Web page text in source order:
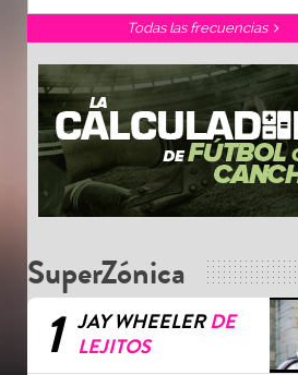
Todas las frecuencias
SuperZónica
1 JAY WHEELERDE
LEJITOS